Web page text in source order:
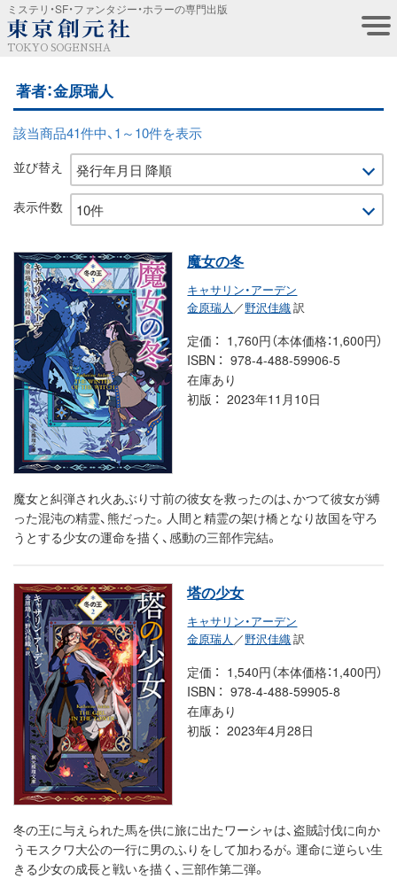
ミステリ・SF・ファンタジー・ホラーの専門出版
TOKYO SOGENSHA
著者：金原瑞人
該当商品41件中、1～10件を表示
並び替え
表示件数
魔女の冬
キャサリン・アーデン
金原瑞人 ／野沢佳織訳
定価
1,760円（本体価格：1,600円）
ISBN
978-4-488-59906-5
在庫あり
初版
2023年11月10日
魔女と糾弾され火あぶり寸前の彼女を救ったのは、かつて彼女が縛
った混沌の精霊、熊だった。人間と精霊の架け橋となり故国を守ろ
うとする少女の運命を描く、感動の三部作完結。
塔の少女
キャサリン・アーデン
金原瑞人 ／野沢佳織訳
定価
1,540円（本体価格：1,400円）
ISBN
978-4-488-59905-8
在庫あり
初版
2023年4月28日
冬の王に与えられた馬を供に旅に出たワーシャは、盗賊討伐に向か
うモスクワ大公の一行に男のふりをして加わるが。運命に逆らい生
きる少女の成長と戦いを描く、三部作第二弾。